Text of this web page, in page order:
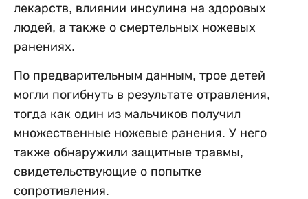
лекарств, влиянии инсулина на здоровых
людей, а также о смертельных ножевых
ранениях.
По предварительным данным, трое детей
могли погибнуть в результате отравления,
тогда как один из мальчиков получил
множественные ножевые ранения. У него
также обнаружили защитные травмы,
свидетельствующие о попытке
сопротивления.